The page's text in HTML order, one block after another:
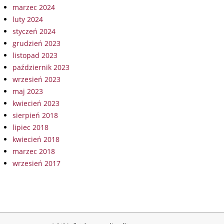
marzec 2024
luty 2024
styczeń 2024
grudzień 2023
listopad 2023
październik 2023
wrzesień 2023
maj 2023
kwiecień 2023
sierpień 2018
lipiec 2018
kwiecień 2018
marzec 2018
wrzesień 2017